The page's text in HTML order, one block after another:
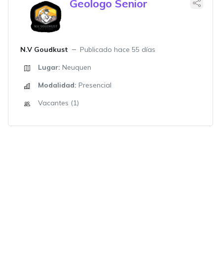
Geologo Senior
N.V Goudkust
Publicado hace 55 días
Lugar: Neuquen
Modalidad: Presencial
Vacantes (1)